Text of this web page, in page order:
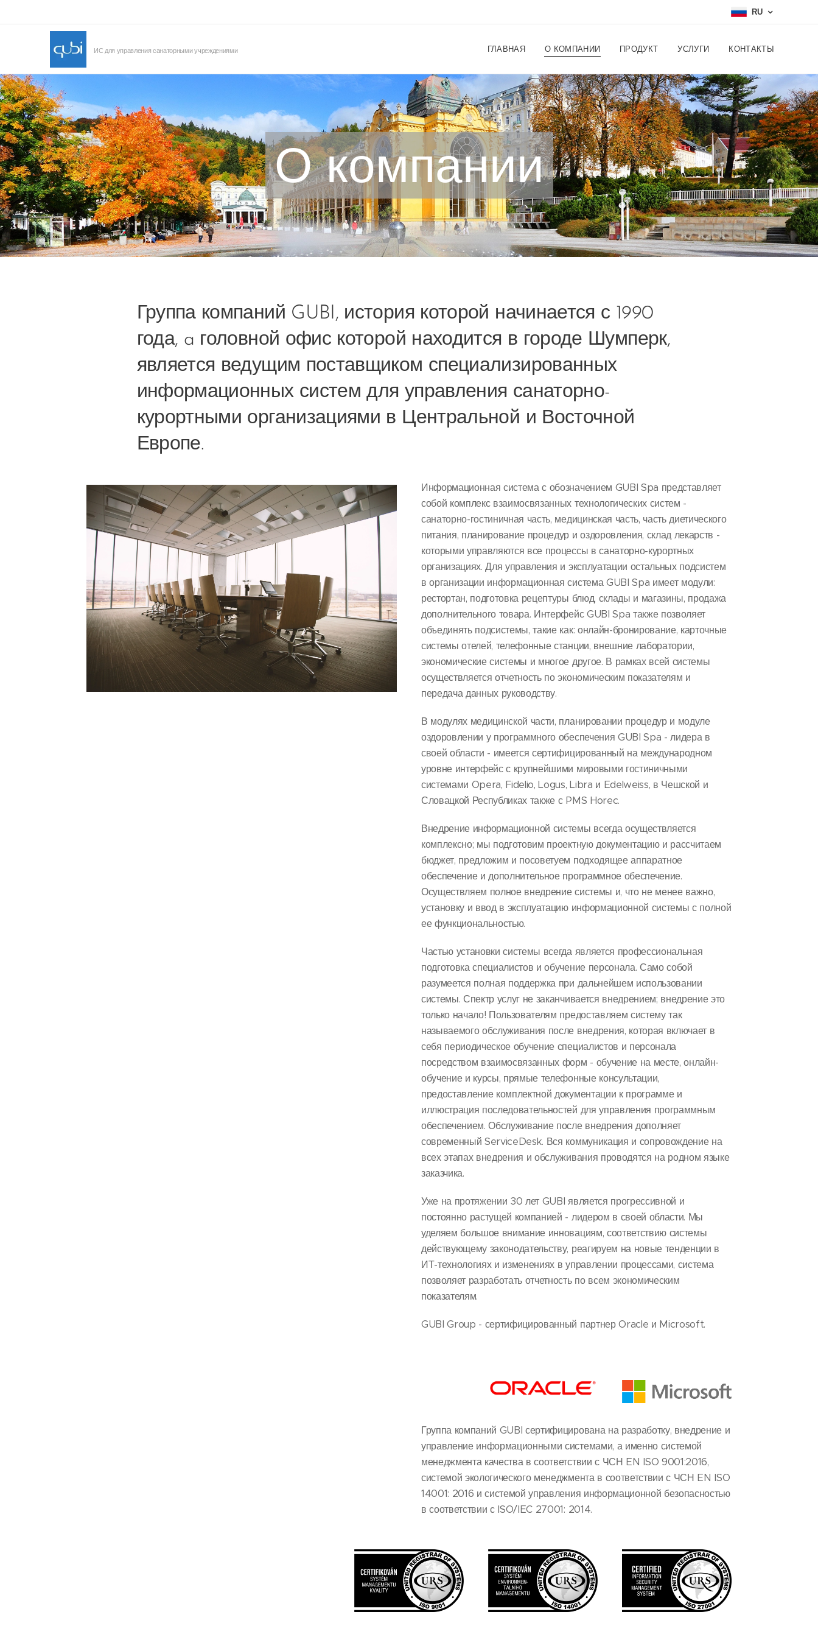
RU
ИС для управления санаторными учреждениями ГЛАВНАЯ О КОМПАНИИ ПРОДУКТ УСЛУГИ КОНТАКТЫ
О компании
Группа компаний GUBI, история которой начинается с 1990
года, a головной офис которой находится в городе Шумперк,
является ведущим поставщиком специализированных
информационных систем для управления санаторно-
курортными организациями в Центральной и Восточной
Европе.
Информационная система с обозначением GUBI Spa представляет
собой комплекс взаимосвязанных технологических систем -
санаторно-гостиничная часть, медицинская часть, часть диетического
питания, планирование процедур и оздоровления, склад лекарств -
которыми управляются все процессы в санаторно-курортных
организациях. Для управления и эксплуатации остальных подсистем
в организации информационная система GUBI Spa имеет модули:
рестортан, подготовка рецептуры блюд, склады и магазины, продажа
дополнительного товара. Интерфейс GUBI Spa также позволяет
объединять подсистемы, такие как: онлайн-бронирование, карточные
системы отелей, телефонные станции, внешние лаборатории,
экономические системы и многое другое. В рамках всей системы
осуществляется отчетность по экономическим показателям и
передача данных руководству.
В модулях медицинской части, планировании процедур и модуле
оздоровлении у программного обеспечения GUBI Spa - лидера в
своей области - имеется сертифицированный на международном
уровне интерфейс с крупнейшими мировыми гостиничными
системами Opera, Fidelio, Logus, Libra и Edelweiss, в Чешской и
Словацкой Республиках также с PMS Horec.
Внедрение информационной системы всегда осуществляется
комплексно; мы подготовим проектную документацию и рассчитаем
бюджет, предложим и посоветуем подходящее аппаратное
обеспечение и дополнительное программное обеспечение.
Осуществляем полное внедрение системы и, что не менее важно,
установку и ввод в эксплуатацию информационной системы с полной
ее функциональностью.
Частью установки системы всегда является профессиональная
подготовка специалистов и обучение персонала. Само собой
разумеется полная поддержка при дальнейшем использовании
системы. Спектр услуг не заканчивается внедрением; внедрение это
только начало! Пользователям предоставляем систему так
называемого обслуживания после внедрения, которая включает в
себя периодическое обучение специалистов и персонала
посредством взаимосвязанных форм - обучение на месте, онлайн-
обучение и курсы, прямые телефонные консультации,
предоставление комплектной документации к программе и
иллюстрация последовательностей для управления программным
обеспечением. Обслуживание после внедрения дополняет
современный ServiceDesk. Вся коммуникация и сопровождение на
всех этапах внедрения и обслуживания проводятся на родном языке
заказчика.
Уже на протяжении 30 лет GUBI является прогрессивной и
постоянно растущей компанией - лидером в своей области. Мы
уделяем большое внимание инновациям, соответствию системы
действующему законодательству, реагируем на новые тенденции в
ИТ-технологиях и изменениях в управлении процессами, система
позволяет разработать отчетность по всем экономическим
показателям.
GUBI Group - сертифицированный партнер Oracle и Microsoft.
Группа компаний GUBI сертифицирована на разработку, внедрение и
управление информационными системами, а именно системой
менеджмента качества в соответствии с ЧСН EN ISO 9001:2016,
системой экологического менеджмента в соответствии с ЧСН EN ISO
14001: 2016 и системой управления информационной безопасностью
в соответствии с ISO/IEC 27001: 2014.